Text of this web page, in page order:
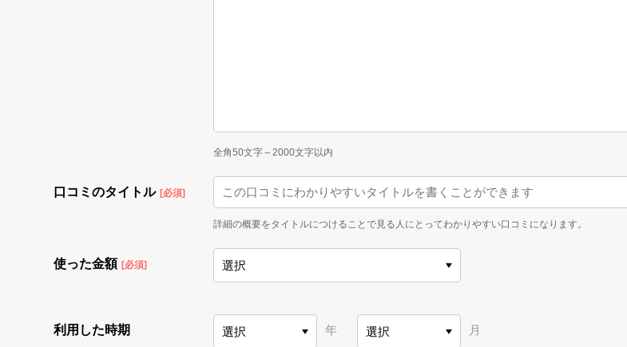
全角50文字～2000文字以内
口コミのタイトル [必須]
詳細の概要をタイトルにつけることで見る人にとってわかりやすい口コミになります。
使った金額 [必須]
利用した時期 年 月